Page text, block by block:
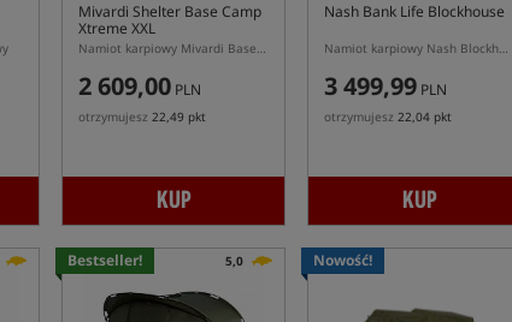
Mivardi Shelter Base Camp
Xtreme XXL
Namiot karpiowy Mivardi Base Camp Xtreme XXL
2 609,00 PLN
otrzymujesz 22,49 pkt
KUP
Nash Bank Life Blockhouse
Namiot karpiowy Nash Blockhouse 2 osobowy
3 499,99 PLN
otrzymujesz 22,04 pkt
KUP
Bestseller! 5,0 Nowość!